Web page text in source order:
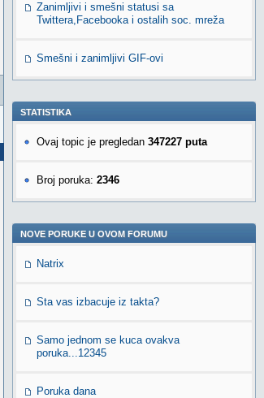
Zanimljivi i smešni statusi sa
Twittera,Facebooka i ostalih soc. mreža
Smešni i zanimljivi GIF-ovi
STATISTIKA
Ovaj topic je pregledan 347227 puta
Broj poruka: 2346
NOVE PORUKE U OVOM FORUMU
Natrix
Sta vas izbacuje iz takta?
Samo jednom se kuca ovakva
poruka...12345
Poruka dana